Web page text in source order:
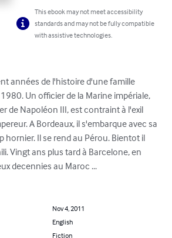
This ebook may not meet accessibility
standards and may not be fully compatible
with assistive technologies.
années de l'histoire d'une famille
Un officier de la Marine impériale,
de Napoléon III, est contraint à l'exil
A Bordeaux, il s'embarque avec sa
hornier. Il se rend au Pérou. Bientot il
Vingt ans plus tard à Barcelone, en
decennies au Maroc ...
Nov 4, 2011
English
Fiction